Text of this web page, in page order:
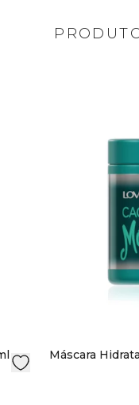
Máscara